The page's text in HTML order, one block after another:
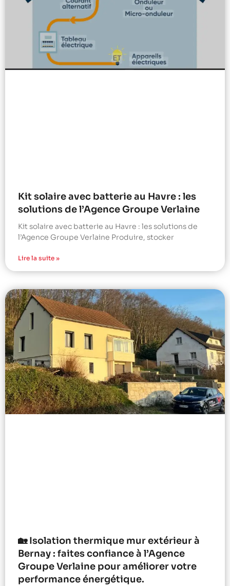
Kit solaire avec batterie au Havre : les
solutions de l’Agence Groupe Verlaine
Kit solaire avec batterie au Havre : les solutions de
l’Agence Groupe Verlaine Produire, stocker
Lire la suite »
🏡 Isolation thermique mur extérieur à
Bernay : faites confiance à l’Agence
Groupe Verlaine pour améliorer votre
performance énergétique.